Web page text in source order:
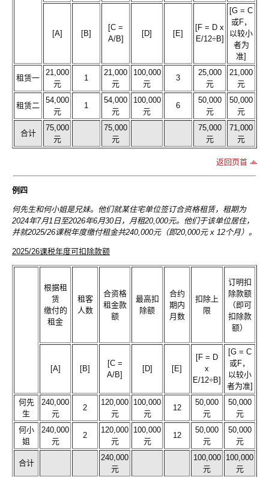
[A] [B]
[C =
A/B]
[D] [E]
[F = D x
E/12÷B]
[G = C
或F，
以较小
者为
准]
租赁一
21,000
元
1
21,000
元
100,000
元
3
25,000
元
21,000
元
租赁二
54,000
元
1
54,000
元
100,000
元
6
50,000
元
50,000
元
合计
75,000
元
75,000
元
75,000
元
71,000
元
返回页首
例四
何先生和何小姐是兄妹。他们就某住宅单位签订合资格租赁，租期为
2024年7月1日至2026年6月30日，月租20,000元。他们于该单位居住，
并就2025/26课税年度缴付租金共240,000元（即20,000元 x 12个月）。
2025/26课税年度可扣除款额
根据租
赁
缴付的
租金
租客
人数
合资格
租金款
额
最高扣
除额
合约
期内
月数
扣除上
限
订明扣
除款额
（即可
扣除款
额）
[A] [B]
[C =
A/B]
[D] [E]
[F = D
x
E/12÷B]
[G = C
或F，
以较小
者为准]
何先
生
240,000
元
2
120,000
元
100,000
元
12
50,000
元
50,000
元
何小
姐
240,000
元
2
120,000
元
100,000
元
12
50,000
元
50,000
元
合计
240,000
元
100,000
元
100,000
元